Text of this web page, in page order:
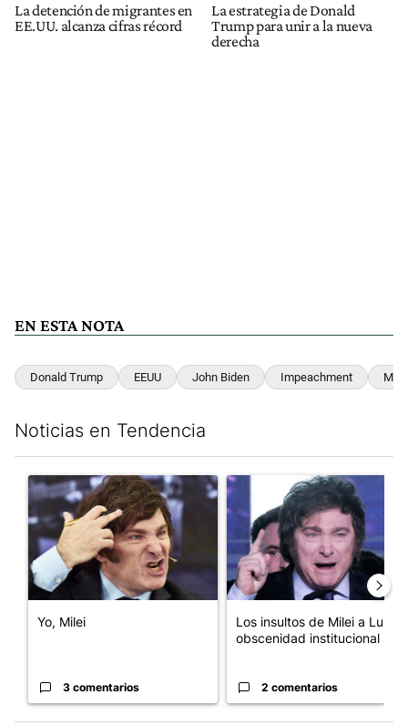
La detención de migrantes en
EE.UU. alcanza cifras récord
La estrategia de Donald
Trump para unir a la nueva
derecha
EN ESTA NOTA
Donald Trump EEUU John Biden Impeachment
Noticias en Tendencia
Un artículo de tendencia con el título "Yo, Milei" con 3
Yo, Milei
3 comentarios
Un artículo de tendencia con
Los insultos de Milei a Lula:
obscenidad institucional
2 comentarios